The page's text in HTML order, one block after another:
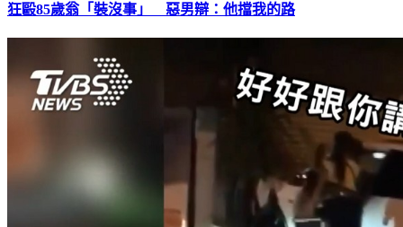
狂毆85歲翁「裝沒事」 惡男辯：他擋我的路